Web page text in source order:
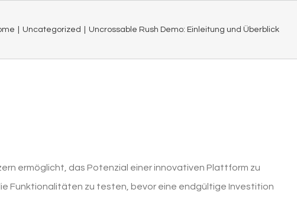
Uncategorized Uncrossable Rush Demo: Einleitung und Überblick
ermöglicht, das Potenzial einer innovativen Plattform zu
Funktionalitäten zu testen, bevor eine endgültige Investition